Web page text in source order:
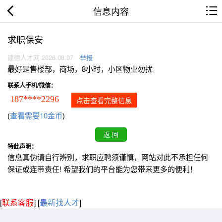
信息内容
求职保安
建德人才网 2026.08.07 举报
最好是售楼部，商场，8小时，小区物业勿扰
联系人手机/微信：
187****2296 点击查看完整信息
(查看需要10金币)
特此声明：
信息真伪请自行辨别，求职应聘须谨慎，网站对此不承担任何
保证或连带责任! 希望我们的平台能为您带来更多的便利！
[联系客服] [最新找人才]